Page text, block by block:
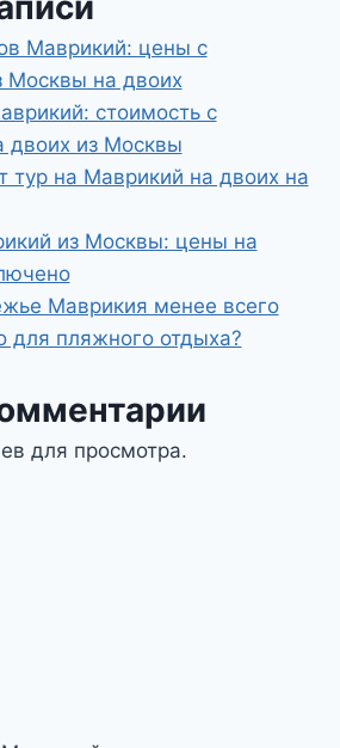
Маврикий: цены с
Москвы на двоих
стоимость с
двоих из Москвы
тур на Маврикий на двоих на
из Москвы: цены на
Маврикия менее всего
для пляжного отдыха?
для просмотра.